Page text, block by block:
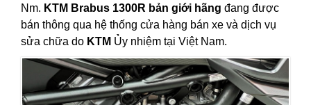
Nm. KTM Brabus 1300R bản giới hãng đang được
bán thông qua hệ thống cửa hàng bán xe và dịch vụ
sửa chữa do KTM Ủy nhiệm tại Việt Nam.